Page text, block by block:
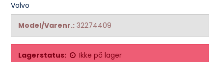
Volvo
Model/Varenr.: 32274409
Lagerstatus: Ikke på lager